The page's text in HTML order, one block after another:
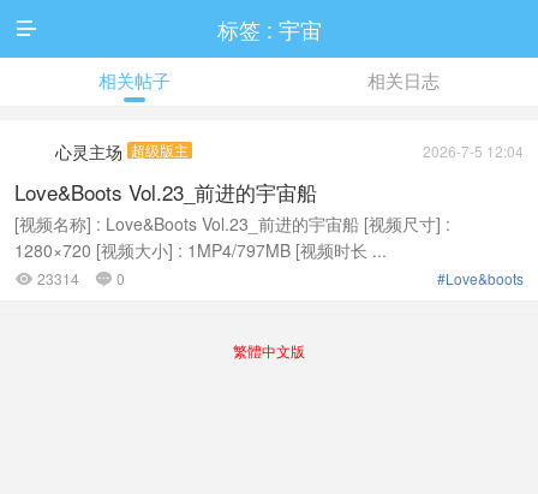
 标签 : 宇宙
相关帖子 相关日志
2026-7-5 12:04
心灵主场 超级版主
Love&Boots Vol.23_前进的宇宙船
[视频名称] : Love&Boots Vol.23_前进的宇宙船 [视频尺寸] :
1280×720 [视频大小] : 1MP4/797MB [视频时长 ...
#Love&boots
 23314  0
繁體中文版